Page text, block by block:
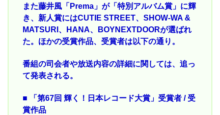
また藤井風「Prema」が「特別アルバム賞」に輝
き、新人賞にはCUTIE STREET、SHOW-WA &
MATSURI、HANA、BOYNEXTDOORが選ばれ
た。ほかの受賞作品、受賞者は以下の通り。
番組の司会者や放送内容の詳細に関しては、追っ
て発表される。
■ 「第67回 輝く！日本レコード大賞」受賞者 / 受
賞作品